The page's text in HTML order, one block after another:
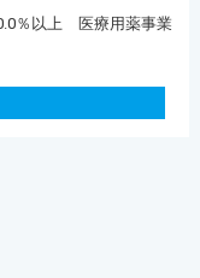
％以上 医療用薬事業